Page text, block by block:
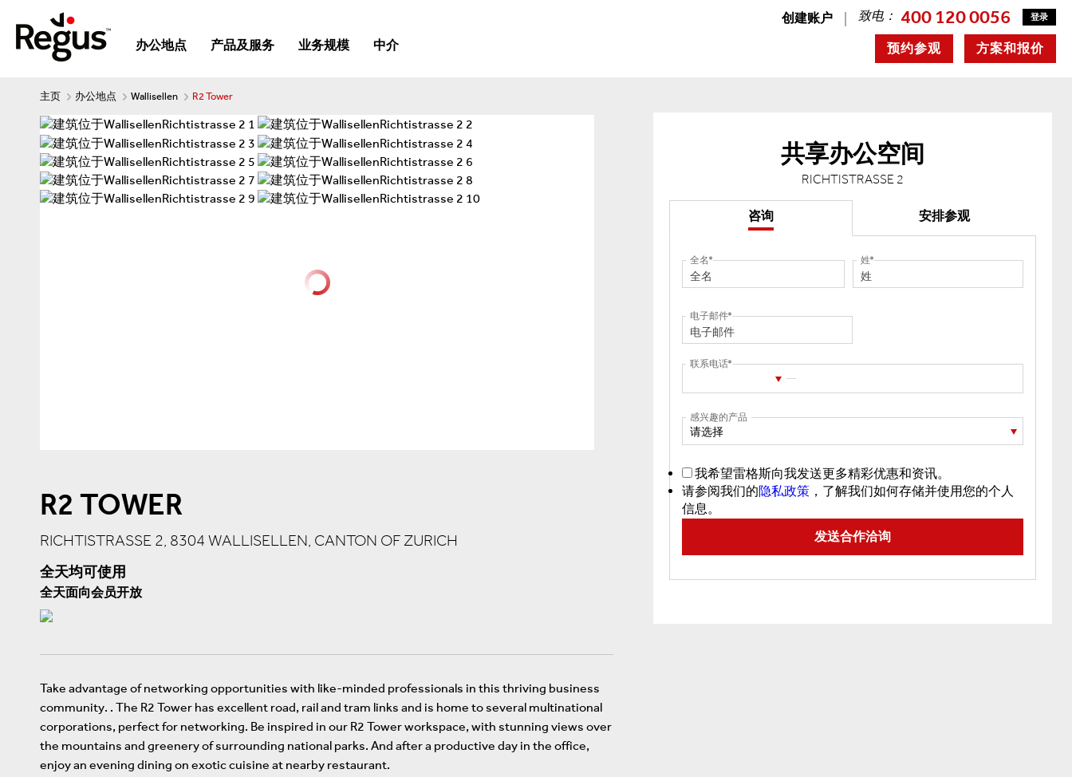
创建账户 致电： 400 120 0056 登录
方案和报价
预约参观
办公地点 产品及服务 业务规模 中介
主页 办公地点 Wallisellen R2 Tower
R2 TOWER
RICHTISTRASSE 2, 8304 WALLISELLEN, CANTON OF ZURICH
全天均可使用
全天面向会员开放
Take advantage of networking opportunities with like-minded professionals in this thriving business
community. . The R2 Tower has excellent road, rail and tram links and is home to several multinational
corporations, perfect for networking. Be inspired in our R2 Tower workspace, with stunning views over
the mountains and greenery of surrounding national parks. And after a productive day in the office,
enjoy an evening dining on exotic cuisine at nearby restaurant.
共享办公空间
RICHTISTRASSE 2
咨询 安排参观
全名 姓
电子邮件
联系电话
感兴趣的产品
请选择
我希望雷格斯向我发送更多精彩优惠和资讯。
请参阅我们的隐私政策 ，了解我们如何存储并使用您的个人
信息。